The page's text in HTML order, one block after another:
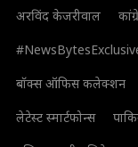
अरविंद केजरीवाल
बॉक्स ऑफिस कलेक्शन
लेटेस्ट स्मार्टफोन्स